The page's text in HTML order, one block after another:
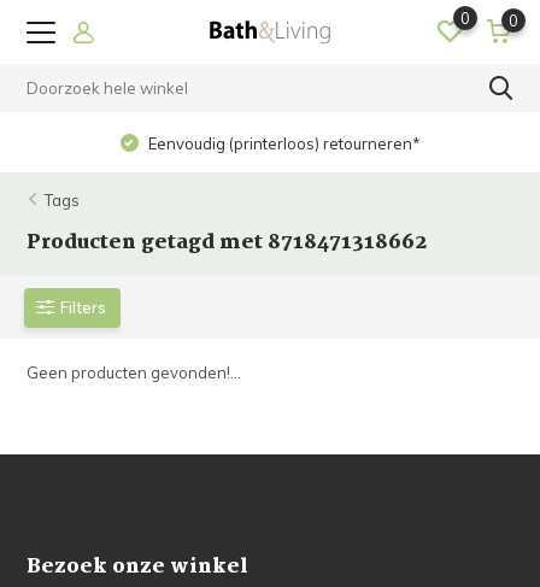
0 0
Eenvoudig (printerloos) retourneren*
Tags
Producten getagd met 8718471318662
Filters
Geen producten gevonden!...
Bezoek onze winkel